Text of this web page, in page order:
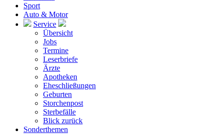
Sport
Auto & Motor
Service
Übersicht
Jobs
Termine
Leserbriefe
Ärzte
Apotheken
Eheschließungen
Geburten
Storchenpost
Sterbefälle
Blick zurück
Sonderthemen